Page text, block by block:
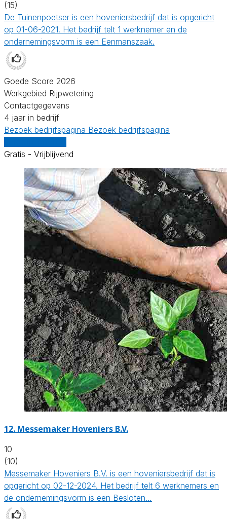
(15)
De Tuinenpoetser is een hoveniersbedrijf dat is opgericht
op 01-06-2021. Het bedrijf telt 1 werknemer en de
ondernemingsvorm is een Eenmanszaak.
Goede Score 2026
Werkgebied Rijpwetering
Contactgegevens
4 jaar in bedrijf
Bezoek bedrijfspagina Bezoek bedrijfspagina
Gratis - Vrijblijvend
12. Messemaker Hoveniers B.V.
10
(10)
Messemaker Hoveniers B.V. is een hoveniersbedrijf dat is
opgericht op 02-12-2024. Het bedrijf telt 6 werknemers en
de ondernemingsvorm is een Besloten…